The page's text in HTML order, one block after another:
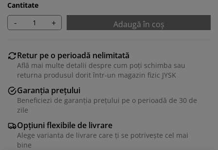
Cantitate
- + Adaugă în coș
Retur pe o perioadă nelimitată
Află mai multe detalii despre cum poți schimba sau
returna produsul dorit într-un magazin fizic JYSK
Garanția prețului
Beneficiezi de garanția prețului pe o perioadă de 30 de
zile
Opțiuni flexibile de livrare
Alege varianta de livrare care ți se potrivește cel mai
bine